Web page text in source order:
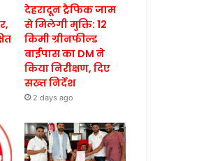
देहरादून ट्रैफिक जाम
से मिलेगी मुक्ति: 12
किमी ग्रीनफील्ड
बाईपास का DM ने
किया निरीक्षण, दिए
सख्त निर्देश
2 days ago